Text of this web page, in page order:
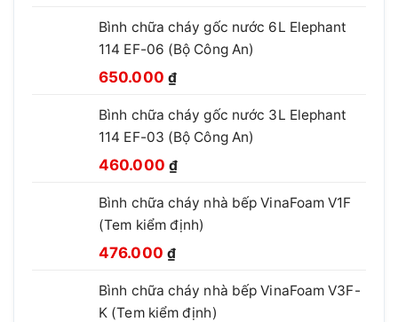
là:
210.000 ₫.
tại
là:
130.000 ₫.
Bình chữa cháy gốc nước 6L Elephant
114 EF-06 (Bộ Công An)
Giá
là:
850.000 ₫.
650.000 ₫Giá
tại
là:
650.000 ₫.
Bình chữa cháy gốc nước 3L Elephant
114 EF-03 (Bộ Công An)
Giá
là:
660.000 ₫.
460.000 ₫Giá
tại
là:
Bình chữa cháy nhà bếp VinaFoam V1F
(Tem kiểm định)
Giá
là:
780.000 ₫.
476.000 ₫Giá
tại
là:
Bình chữa cháy nhà bếp VinaFoam V3F-
K (Tem kiểm định)